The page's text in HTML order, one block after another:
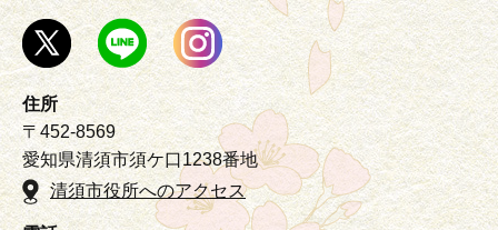
住所
〒452-8569
愛知県清須市須ケ口1238番地
清須市役所へのアクセス